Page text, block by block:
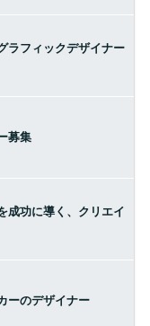
ラフィックデザイナー
募集
成功に導く、クリエイ
ーのデザイナー